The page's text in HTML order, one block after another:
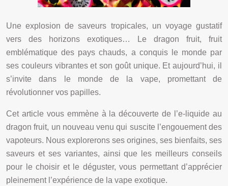
Une explosion de saveurs tropicales, un voyage gustatif
vers des horizons exotiques… Le dragon fruit, fruit
emblématique des pays chauds, a conquis le monde par
ses couleurs vibrantes et son goût unique. Et aujourd’hui, il
s’invite dans le monde de la vape, promettant de
révolutionner vos papilles.
Cet article vous emmène à la découverte de l’e-liquide au
dragon fruit, un nouveau venu qui suscite l’engouement des
vapoteurs. Nous explorerons ses origines, ses bienfaits, ses
saveurs et ses variantes, ainsi que les meilleurs conseils
pour le choisir et le déguster, vous permettant d’apprécier
pleinement l’expérience de la vape exotique.